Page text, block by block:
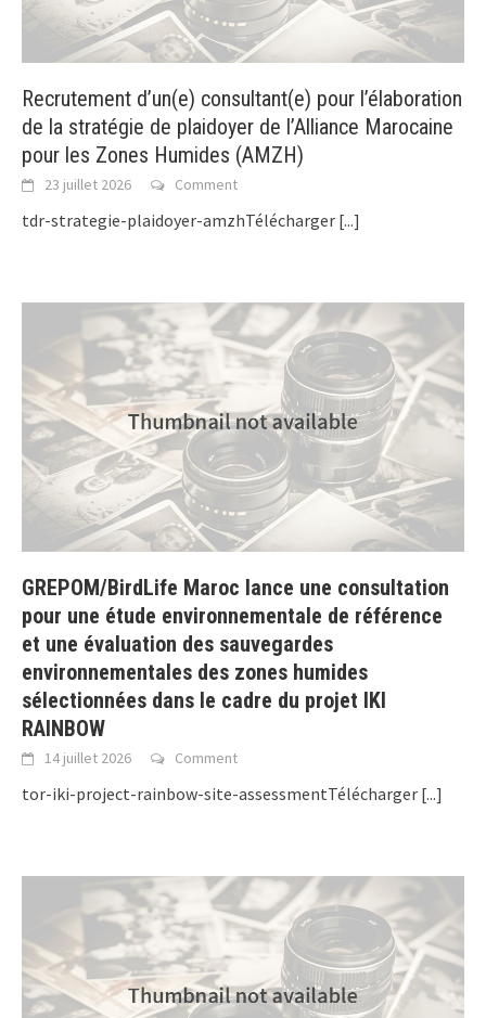
Recrutement d’un(e) consultant(e) pour l’élaboration
de la stratégie de plaidoyer de l’Alliance Marocaine
pour les Zones Humides (AMZH)
23 juillet 2026 Comment
tdr-strategie-plaidoyer-amzhTélécharger [...]
GREPOM/BirdLife Maroc lance une consultation
pour une étude environnementale de référence
et une évaluation des sauvegardes
environnementales des zones humides
sélectionnées dans le cadre du projet IKI
RAINBOW
14 juillet 2026 Comment
tor-iki-project-rainbow-site-assessmentTélécharger [...]